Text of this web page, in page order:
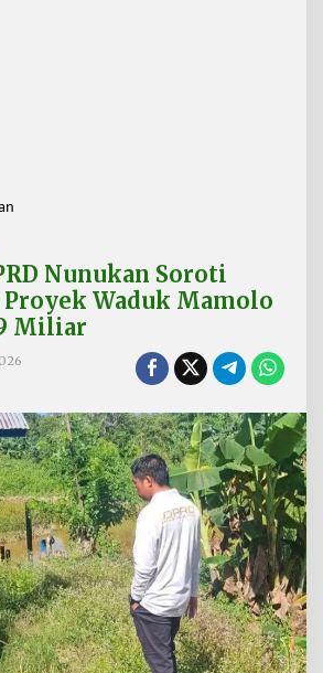
i
s
i
I
D
D
N
u
n
u
k
a
n
S
o
r
o
t
Nunukan Soroti
Waduk Mamolo
Miliar